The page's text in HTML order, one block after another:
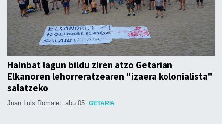
Hainbat lagun bildu ziren atzo Getarian
Elkanoren lehorreratzearen "izaera kolonialista"
salatzeko
Juan Luis Romatet abu 05 GETARIA